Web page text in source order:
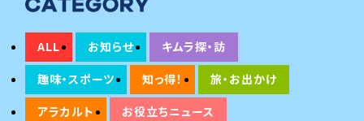
ALL お知らせ
キムラ探・訪
趣味・スポーツ
知っ得！
旅・お出かけ
アラカルト
お役立ちニュース